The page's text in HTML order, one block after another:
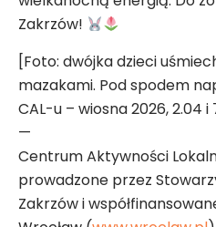
Zakrzów!
[Foto: dwójka dzieci
mazakami. Pod spodem
CAL-u – wiosna 2026, 2.04 i
—
Centrum Aktywności
prowadzone przez
Zakrzów i